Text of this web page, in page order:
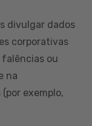
divulgar dados
corporativas
falências ou
na
exemplo,